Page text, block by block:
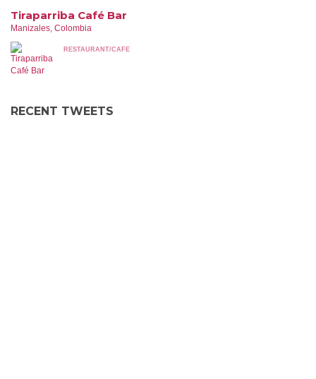
Tiraparriba Café Bar
Manizales, Colombia
RESTAURANT/CAFE
RECENT TWEETS